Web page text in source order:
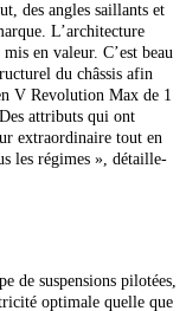
des angles saillants et
L’architecture
en valeur. C’est beau
du châssis afin
V Revolution Max de 1
attributs qui ont
extraordinaire tout en
les régimes », détaille-
de suspensions pilotées,
optimale quelle que